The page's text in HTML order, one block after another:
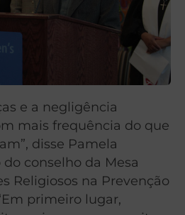
e a negligência
mais frequência do que
disse Pamela
conselho da Mesa
Religiosos na Prevenção
primeiro lugar,